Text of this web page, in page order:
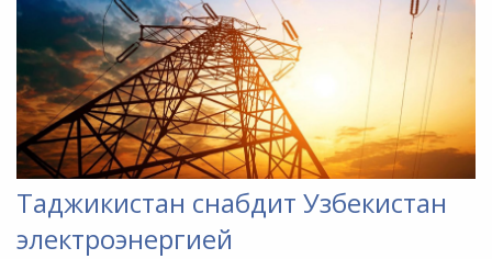
Таджикистан снабдит Узбекистан
электроэнергией